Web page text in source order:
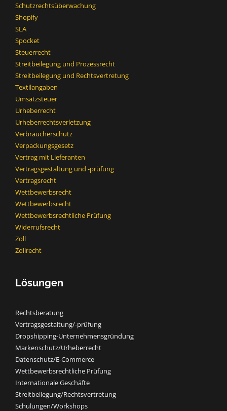
Schutzrechtsüberwachung
Shopify
SLA
Spocket
Steuerrecht
Streitbeilegung und Prozessrecht​
Streitbeilegung und Rechtsvertretung
Textilangaben
Umsatzsteuer
Urheberrecht
Urheberrechtsverletzung
Verbraucherschutz
Verpackungsgesetz
Vertrag mit Lieferanten
Vertragsgestaltung und -prüfung
Vertragsrecht
Wettbewerbsrecht
Wettbewerbsrecht​
Wettbewerbsrechtliche Prüfung
Widerrufsrecht
Zoll
Zollrecht
Lösungen
Rechtsberatung
Vertragsgestaltung/-prüfung
Dropshipping-Unternehmensgründung
Markenschutz/Urheberrecht
Datenschutz/E-Commerce
Wettbewerbsrechtliche Prüfung
Internationale Geschäfte
Streitbeilegung/Rechtsvertretung
Schulungen/Workshops